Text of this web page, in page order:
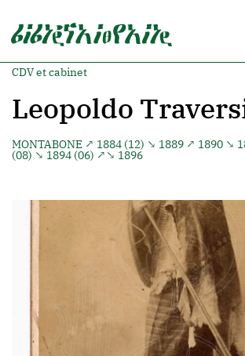
CDV et cabinet
Leopoldo
MONTABONE ↗ 1884 (12) ↘ 1889 ↗ 1890 ↘
(08) ↘ 1894 (06) ↗↘ 1896